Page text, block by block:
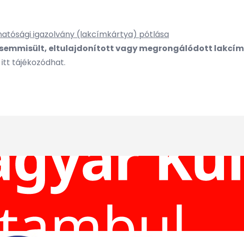
igazolvány (lakcímkártya) pótlása
eltulajdonított vagy megrongálódott
tájékozódhat.